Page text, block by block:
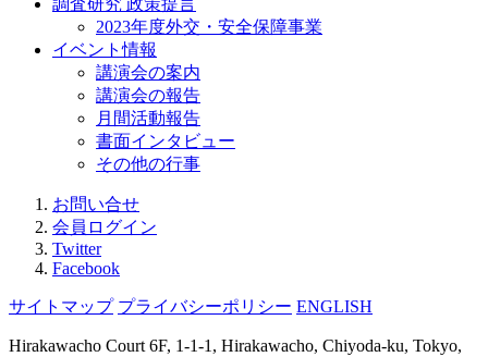
調査研究 政策提言
2023年度外交・安全保障事業
イベント情報
講演会の案内
講演会の報告
月間活動報告
書面インタビュー
その他の行事
お問い合せ
会員ログイン
Twitter
Facebook
サイトマップ プライバシーポリシー ENGLISH
Hirakawacho Court 6F, 1-1-1, Hirakawacho, Chiyoda-ku, Tokyo,